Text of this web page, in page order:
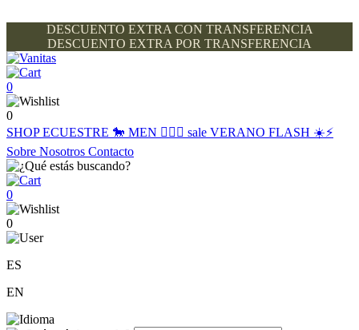
DESCUENTO EXTRA CON TRANSFERENCIA
DESCUENTO EXTRA POR TRANSFERENCIA
0
0
SHOPECUESTRE 🐎 MEN 🙋🏽‍♂️ sale VERANO FLASH ☀️⚡️
Sobre Nosotros Contacto
0
0
ES
EN